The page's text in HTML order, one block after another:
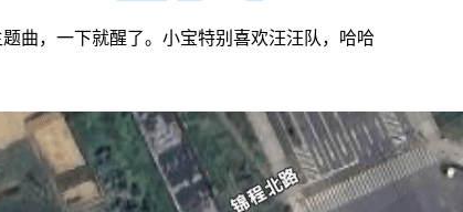
曲，一下就醒了。小宝特别喜欢汪汪队，哈哈